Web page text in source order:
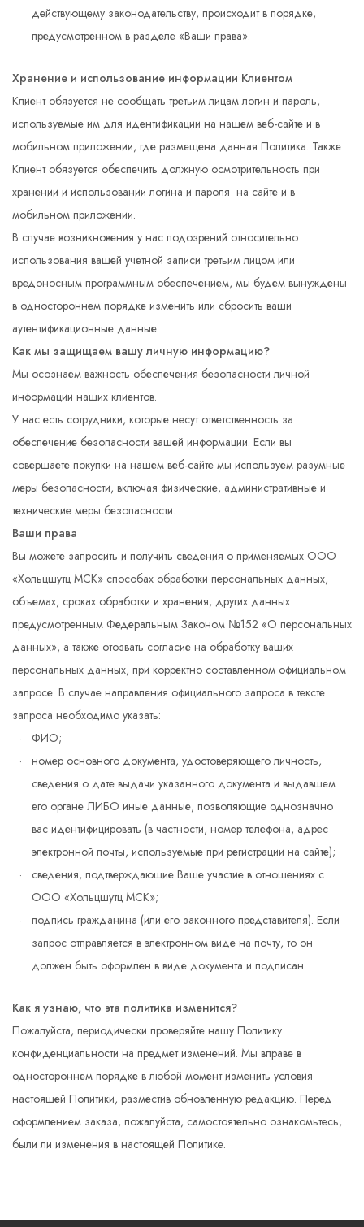
действующему законодательству, происходит в порядке,
предусмотренном в разделе «Ваши права».
Хранение и использование информации Клиентом
Клиент обязуется не сообщать третьим лицам логин и пароль,
используемые им для идентификации на нашем веб-сайте и в
мобильном приложении, где размещена данная Политика. Также
Клиент обязуется обеспечить должную осмотрительность при
хранении и использовании логина и пароля на сайте и в
мобильном приложении.
В случае возникновения у нас подозрений относительно
использования вашей учетной записи третьим лицом или
вредоносным программным обеспечением, мы будем вынуждены
в одностороннем порядке изменить или сбросить ваши
аутентификационные данные.
Как мы защищаем вашу личную информацию?
Мы осознаем важность обеспечения безопасности личной
информации наших клиентов.
У нас есть сотрудники, которые несут ответственность за
обеспечение безопасности вашей информации. Если вы
совершаете покупки на нашем веб-сайте мы используем разумные
меры безопасности, включая физические, административные и
технические меры безопасности.
Ваши права
Вы можете запросить и получить сведения о применяемых ООО
«Хольцшутц МСК» способах обработки персональных данных,
объемах, сроках обработки и хранения, других данных
предусмотренным Федеральным Законом №152 «О персональных
данных», а также отозвать согласие на обработку ваших
персональных данных, при корректно составленном официальном
запросе. В случае направления официального запроса в тексте
запроса необходимо указать:
ФИО;
номер основного документа, удостоверяющего личность,
сведения о дате выдачи указанного документа и выдавшем
его органе ЛИБО иные данные, позволяющие однозначно
вас идентифицировать (в частности, номер телефона, адрес
электронной почты, используемые при регистрации на сайте);
сведения, подтверждающие Ваше участие в отношениях с
ООО «Хольцшутц МСК»;
подпись гражданина (или его законного представителя). Если
запрос отправляется в электронном виде на почту, то он
должен быть оформлен в виде документа и подписан.
Как я узнаю, что эта политика изменится?
Пожалуйста, периодически проверяйте нашу Политику
конфиденциальности на предмет изменений. Мы вправе в
одностороннем порядке в любой момент изменить условия
настоящей Политики, разместив обновленную редакцию. Перед
оформлением заказа, пожалуйста, самостоятельно ознакомьтесь,
были ли изменения в настоящей Политике.